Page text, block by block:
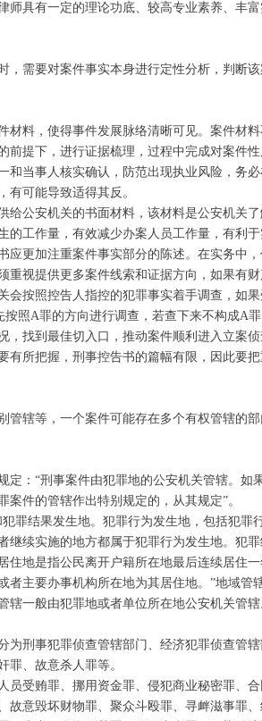
师具有一定的理论功底、较高专业素养、丰
，需要对案件事实本身进行定性分析，判断
材料，使得事件发展脉络清晰可见。案件材
前提下，进行证据梳理，过程中完成对案
和当事人核实确认，防范出现执业风险，务
有可能导致适得其反。
给公安机关的书面材料，该材料是公安机关
工作量，有效减少办案人员工作量，有利于
更加注重案件事实部分的陈述。在实务中
视提供更多案件线索和证据方向，如果有
按照控告人指控的犯罪事实着手调查，如
照A罪的方向进行调查，若查下来不构成
找到最佳切入口，推动案件顺利进入立案侦
所把握，刑事控告书的篇幅有限，因此要
管辖等，一个案件可能存在多个有权管辖的
定：“刑事案件由犯罪地的公安机关管辖。
件的管辖作出特别规定的，从其规定”。
罪结果发生地。犯罪行为发生地，包括犯
继续实施的地方都属于犯罪行为发生地。犯
住地是指公民离开户籍所在地最后连续居
主要办事机构所在地为其居住地。”地域管
一般由犯罪地或者单位所在地公安机关管辖
刑事犯罪侦查管辖部门、经济犯罪侦查管辖
罪、故意杀人罪等。
受贿罪、挪用资金罪、侵犯商业秘密罪、
意毁坏财物罪、聚众斗殴罪、寻衅滋事罪、